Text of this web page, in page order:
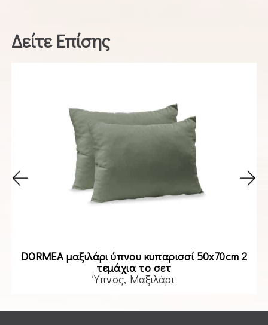
Δείτε Επίσης
Read more
DORMEA μαξιλάρι ύπνου κυπαρισσί 50x70cm 2
τεμάχια το σετ
Ύπνος Μαξιλάρι